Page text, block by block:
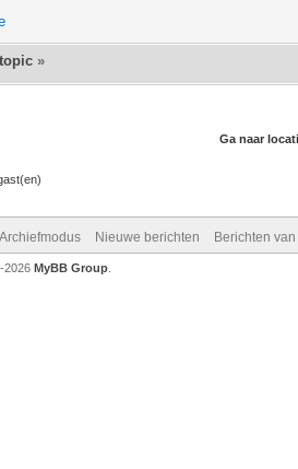
»
Ga naar
Archiefmodus Nieuwe berichten Berichten
2026 MyBB Group